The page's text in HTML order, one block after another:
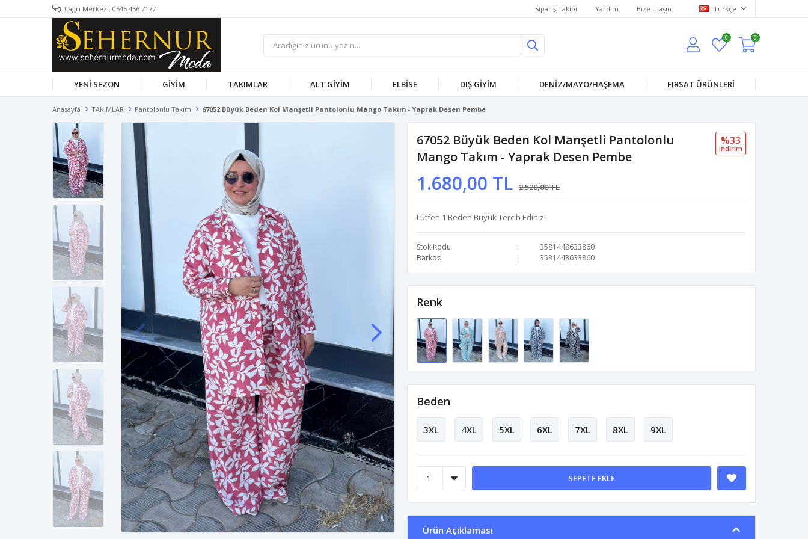
Çağrı Merkezi: 0545 456 7177 Sipariş Takibi Yardım Bize Ulaşın Türkçe
0 0
YENİ SEZON GİYİM TAKIMLAR ALT GİYİM ELBİSE DIŞ GİYİM DENİZ/MAYO/HAŞEMA FIRSAT ÜRÜNLERİ
Anasayfa TAKIMLAR Pantolonlu Takım 67052 Büyük Beden Kol Manşetli Pantolonlu Mango Takım - Yaprak Desen Pembe
67052 Büyük Beden Kol Manşetli Pantolonlu
Mango Takım - Yaprak Desen Pembe
1.680,00 TL 2.520,00 TL
%33
i̇ndi̇ri̇m
Lütfen 1 Beden Büyük Tercih Ediniz!
Stok Kodu
3581448633860
Barkod
3581448633860
Renk
Beden
3XL 4XL 5XL 6XL 7XL 8XL 9XL
SEPETE EKLE
Ürün Açıklaması